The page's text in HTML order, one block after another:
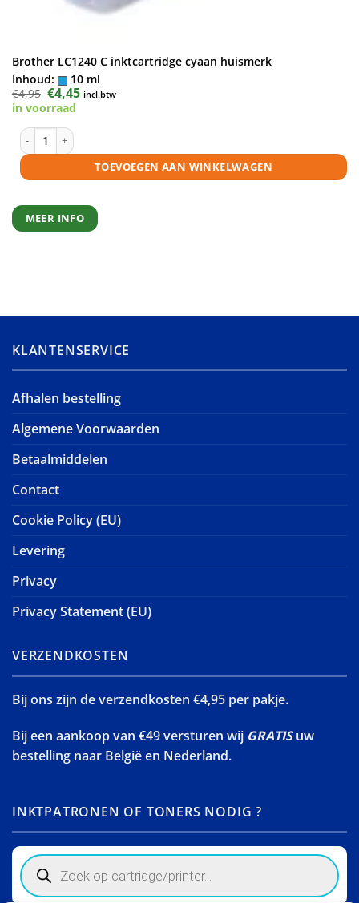
Brother LC1240 C inktcartridge cyaan huismerk
Inhoud:
10 ml
€4,95 Oorspronkelijke
prijs
was:
€4,45Huidige
prijs
incl.btw
in voorraad
Brother LC1240 C inktcartridge cyaan huismerk aantal
TOEVOEGEN AAN WINKELWAGEN
MEER INFO
KLANTENSERVICE
Afhalen bestelling
Algemene Voorwaarden
Betaalmiddelen
Contact
Cookie Policy (EU)
Levering
Privacy
Privacy Statement (EU)
VERZENDKOSTEN
Bij ons zijn de verzendkosten €4,95 per pakje.
Bij een aankoop van €49 versturen wij GRATISuw
bestelling naar België en Nederland.
INKTPATRONEN OF TONERS NODIG ?
Products
search